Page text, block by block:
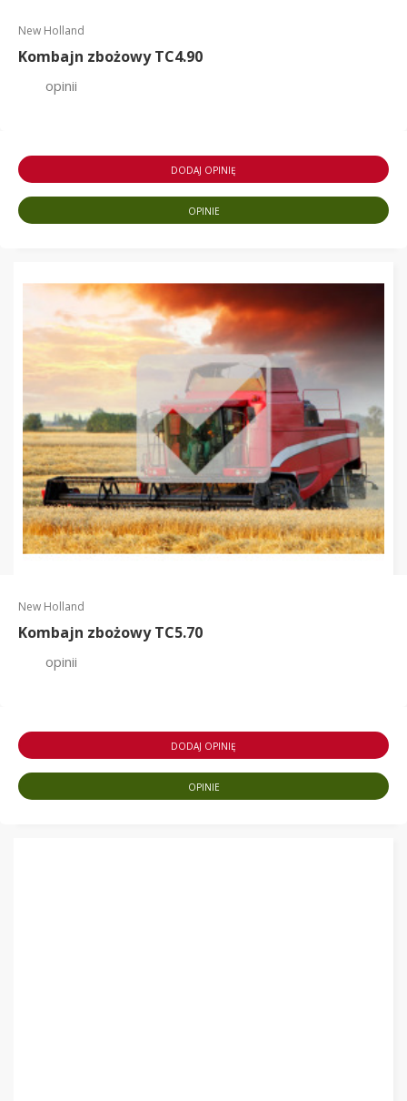
New Holland
Kombajn zbożowy TC4.90
opinii
DODAJ OPINIĘ
OPINIE
New Holland
Kombajn zbożowy TC5.70
opinii
DODAJ OPINIĘ
OPINIE